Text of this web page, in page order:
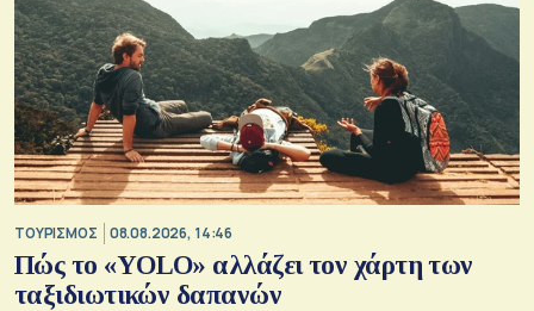
ΤΟΥΡΙΣΜΟΣ 08.08.2026, 14:46
Πώς το «YOLO» αλλάζει τον χάρτη των
ταξιδιωτικών δαπανών